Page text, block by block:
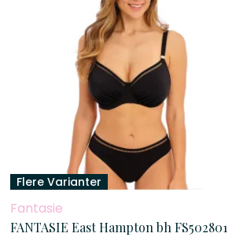
Flere Varianter
Fantasie
FANTASIE East Hampton bh FS502801